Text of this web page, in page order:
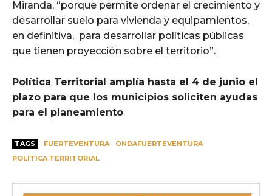
Miranda, “porque permite ordenar el crecimiento y
desarrollar suelo para vivienda y equipamientos,
en definitiva, para desarrollar políticas públicas
que tienen proyección sobre el territorio”.
Política Territorial amplía hasta el 4 de junio el
plazo para que los municipios soliciten ayudas
para el planeamiento
TAGS FUERTEVENTURA
ONDAFUERTEVENTURA
POLÍTICA TERRITORIAL